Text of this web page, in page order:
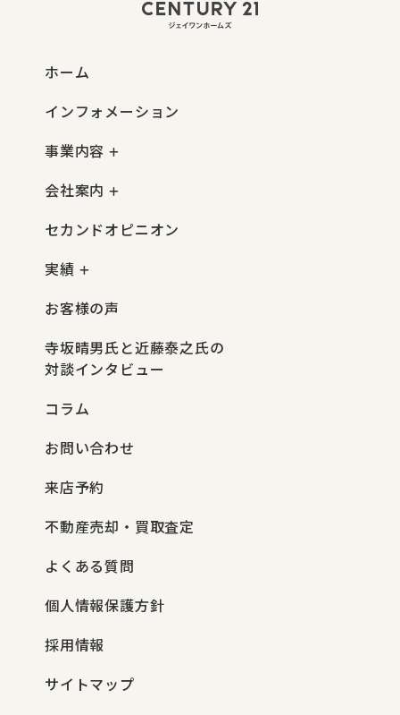
ホーム
インフォメーション
事業内容
会社案内
セカンドオピニオン
実績
お客様の声
寺坂晴男氏と近藤泰之氏の
対談インタビュー
コラム
お問い合わせ
来店予約
不動産売却・買取査定
よくある質問
個人情報保護方針
採用情報
サイトマップ